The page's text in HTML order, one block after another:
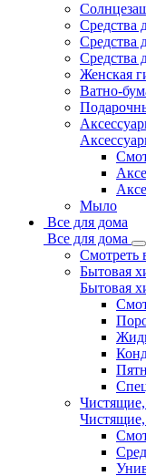
Средства
Средства
Средства
Женская
Ватно-
Мыло
Все для дома
Все для дома
Смотреть
Бытовая
Бытовая